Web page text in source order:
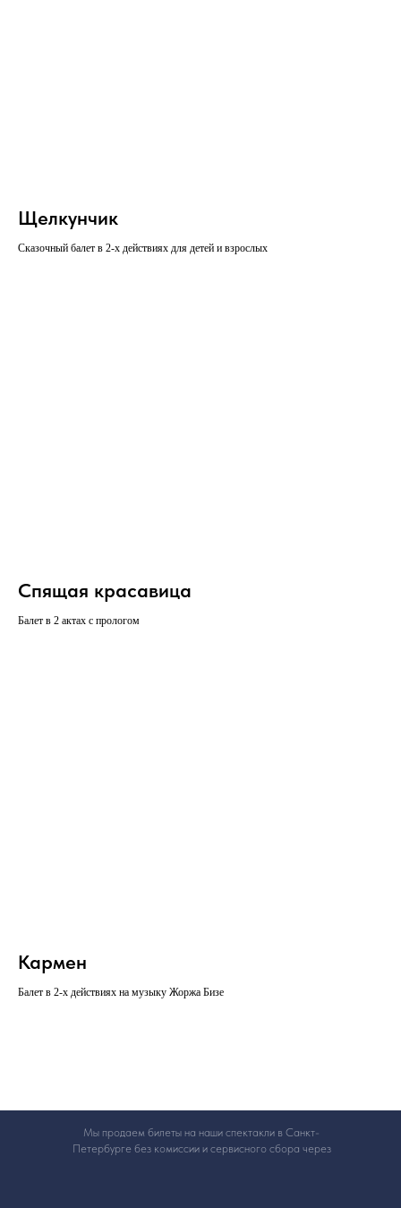
Щелкунчик
Сказочный балет в 2-х действиях для детей и взрослых
Спящая красавица
Балет в 2 актах с прологом
Кармен
Балет в 2-х действиях на музыку Жоржа Бизе
Мы продаем билеты на наши спектакли в Санкт-
Петербурге без комиссии и сервисного сбора через